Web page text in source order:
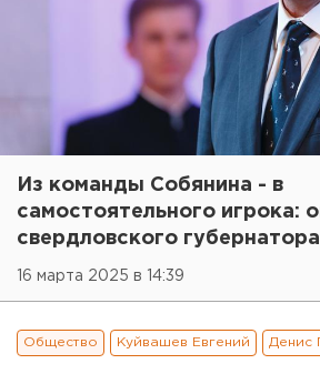
Из команды Собянина - в
самостоятельного игрока:
свердловского
16 марта 2025 в 14:39
Общество Куйвашев Евгений Денис